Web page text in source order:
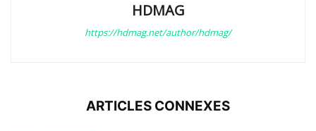
HDMAG
https://hdmag.net/author/hdmag/
ARTICLES CONNEXES